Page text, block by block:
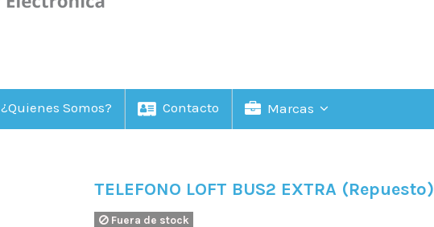
¿Quienes Somos? Contacto Marcas
TELEFONO LOFT BUS2 EXTRA (Repuesto)
Fuera de stock